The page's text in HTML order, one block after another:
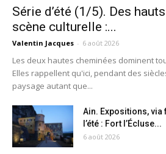
Série d’été (1/5). Des
scène culturelle :...
Valentin Jacques - 6 août 2026
Les deux hautes cheminées dominent
Elles rappellent qu'ici, pendant des
paysage autant que...
Ain. Expositions,
l’été : Fort l’Écluse...
6 août 2026